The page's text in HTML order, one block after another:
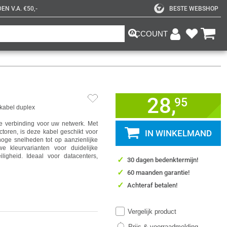
V.A. €50,- BESTE WEBSHOP
ACCOUNT
duplex
verbinding voor uw netwerk. Met
is deze kabel geschikt voor
snelheden tot op aanzienlijke
kleurvarianten voor duidelijke
Ideaal voor datacenters,
28,95
IN WINKELMAND
✓ 30 dagen bedenktermijn!
✓ 60 maanden garantie!
✓ Achteraf betalen!
Vergelijk product